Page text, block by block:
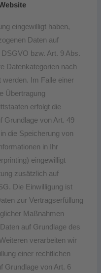
eingewilligt haben,
Daten auf
bzw. Art. 9 Abs.
Datenkategorien nach
Im Falle einer
Übertragung
erfolgt die
Grundlage von Art. 49
die Speicherung von
in Ihr
eingewilligt
zusätzlich auf
Die Einwilligung ist
zur Vertragserfüllung
Maßnahmen
auf Grundlage des
verarbeiten wir
einer rechtlichen
Grundlage von Art. 6